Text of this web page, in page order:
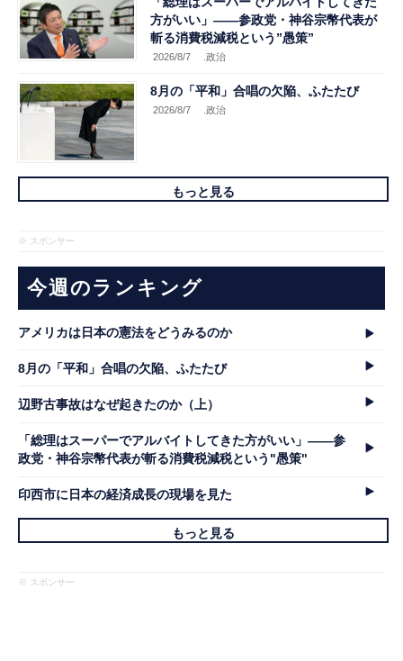
方がいい」――参政党・神谷宗幣代表が
斬る消費税減税という”愚策”
2026/8/7 .政治
8月の「平和」合唱の欠陥、ふたたび
2026/8/7 .政治
もっと見る
※ スポンサー
今週のランキング
アメリカは日本の憲法をどうみるのか
8月の「平和」合唱の欠陥、ふたたび
辺野古事故はなぜ起きたのか（上）
「総理はスーパーでアルバイトしてきた方がいい」――参
政党・神谷宗幣代表が斬る消費税減税という"愚策"
印西市に日本の経済成長の現場を見た
もっと見る
※ スポンサー